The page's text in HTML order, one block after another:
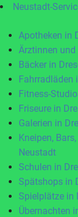
Neustadt-
Apotheken in
Ärztinnen und
Bäcker in
Fahrradläden
Fitness-
Friseure in
Galerien in
Kneipen,
Neustadt
Schulen in
Spätshops in
Spielplätze in
Übernachten